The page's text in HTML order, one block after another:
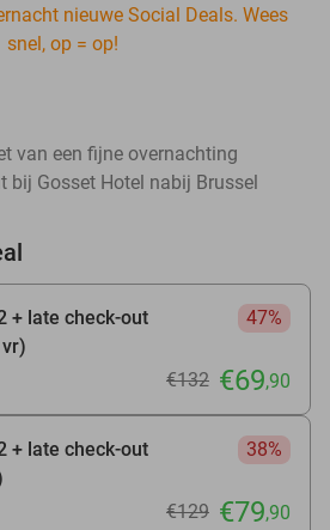
nieuwe Social Deals. Wees
snel, op = op!
van een fijne overnachting
bij Gosset Hotel nabij Brussel
+ late check-out
47%
€132 €69,90
+ late check-out
38%
€129 €79,90